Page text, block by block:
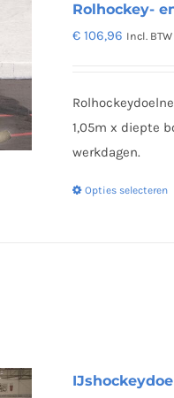
Rolhockey-
€ 106,96 Incl. BTW
1,05m x diepte
werkdagen.
Opties selecteren